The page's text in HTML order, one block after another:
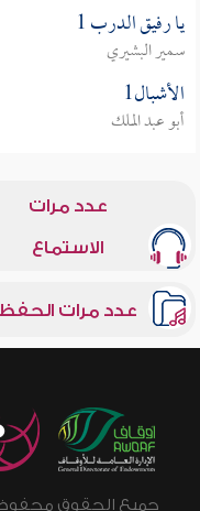
يا رفيق الدرب 1
سمير البشيري
الأشبال1
أبو عبد الملك
عدد مرات
الاستماع
عدد مرات الحفظ
جميع الحقوق محفوظة © 2026 - 1998 لشبكة